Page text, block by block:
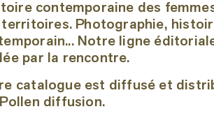
contemporaine des
territoires. Photographie,
Notre ligne
par la rencontre.
catalogue est diffusé et
diffusion.